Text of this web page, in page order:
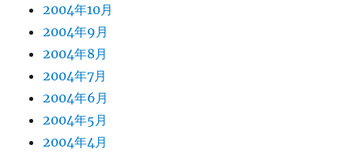
2004年10月
2004年9月
2004年8月
2004年7月
2004年6月
2004年5月
2004年4月